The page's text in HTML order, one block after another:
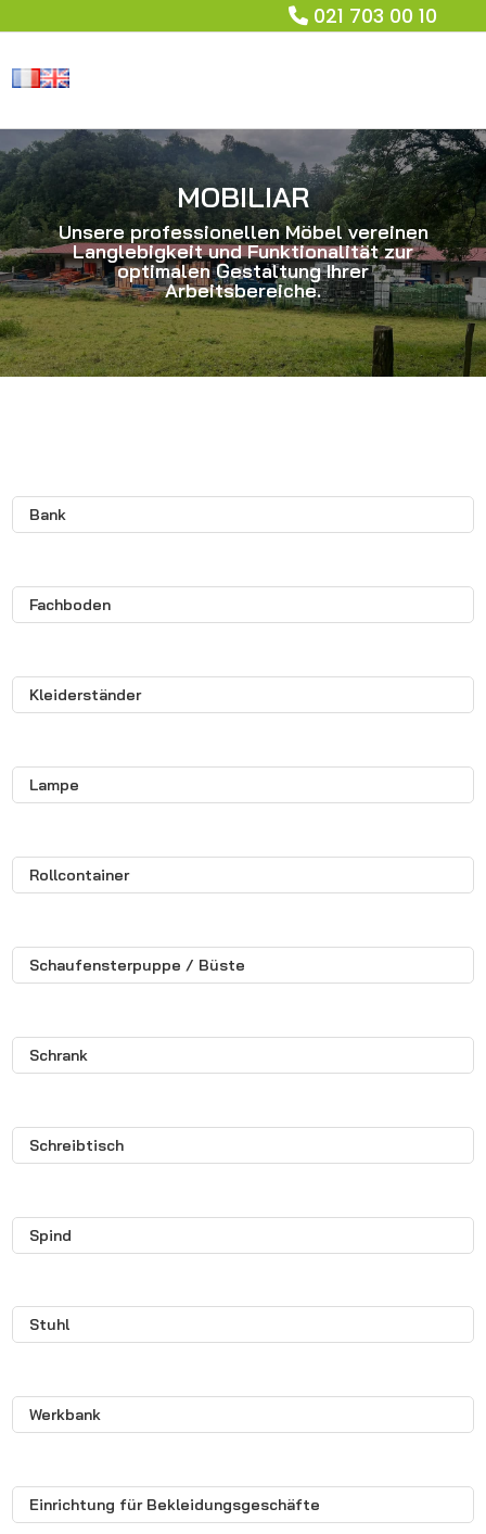
021 703 00 10
MOBILIAR
Unsere professionellen Möbel vereinen
Langlebigkeit und Funktionalität zur
optimalen Gestaltung Ihrer
Arbeitsbereiche.
Bank
Fachboden
Kleiderständer
Lampe
Rollcontainer
Schaufensterpuppe / Büste
Schrank
Schreibtisch
Spind
Stuhl
Werkbank
Einrichtung für Bekleidungsgeschäfte